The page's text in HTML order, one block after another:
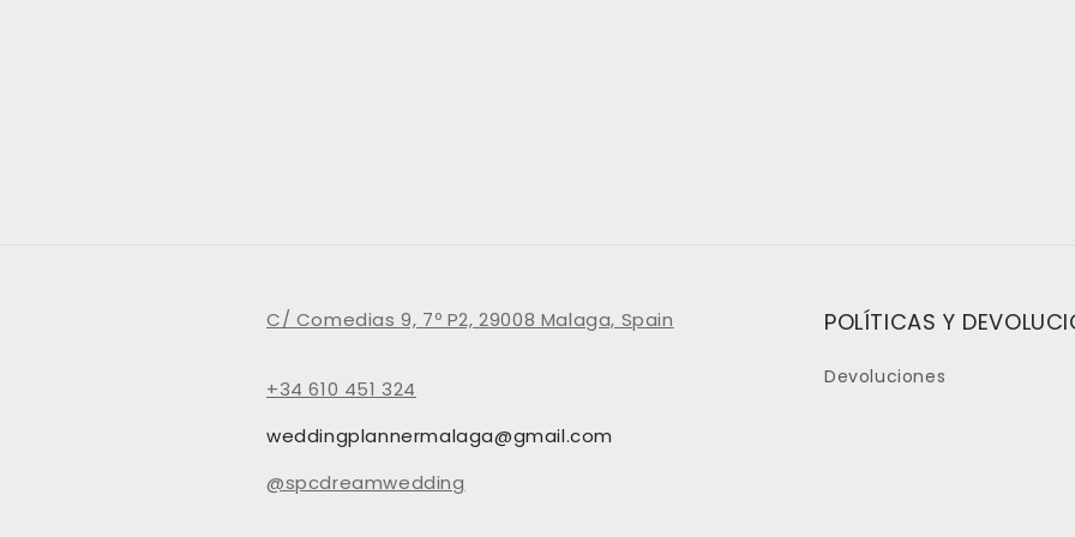
C/ Comedias 9, 7º P2, 29008 Malaga, Spain
+34 610 451 324
weddingplannermalaga@gmail.com
@spcdreamwedding
POLÍTICAS Y
Devoluciones